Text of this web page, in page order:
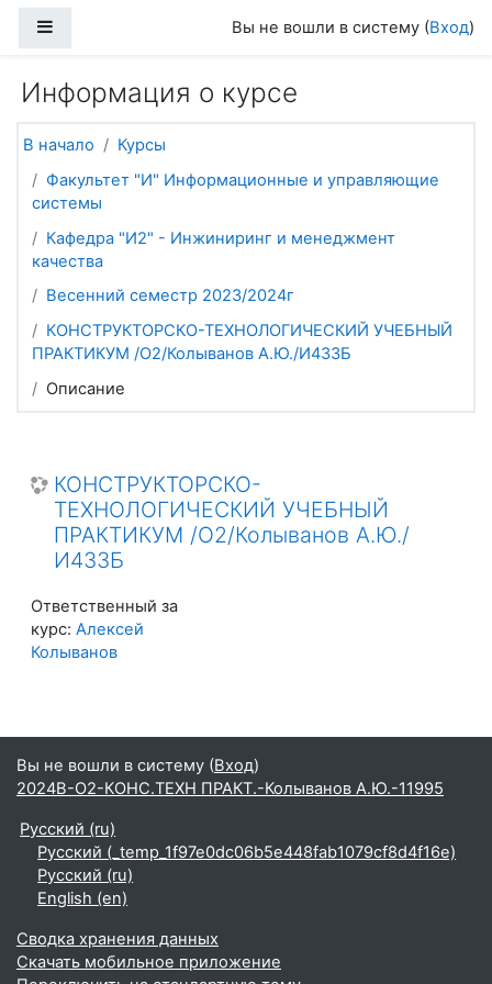
Вы не вошли в систему (Вход)
Информация о курсе
В начало
Курсы
Факультет "И" Информационные и управляющие
системы
Кафедра "И2" - Инжиниринг и менеджмент
качества
Весенний семестр 2023/2024г
КОНСТРУКТОРСКО-ТЕХНОЛОГИЧЕСКИЙ УЧЕБНЫЙ
ПРАКТИКУМ /О2/Колыванов А.Ю./И433Б
Описание
КОНСТРУКТОРСКО-
ТЕХНОЛОГИЧЕСКИЙ УЧЕБНЫЙ
ПРАКТИКУМ /О2/Колыванов А.Ю./
И433Б
Ответственный за
курс: Алексей
Колыванов
Вы не вошли в систему (Вход)
2024В-О2-КОНС.ТЕХН ПРАКТ.-Колыванов А.Ю.-11995
Русский ‎(ru)‎
Русский ‎(_temp_1f97e0dc06b5e448fab1079cf8d4f16e)‎
Русский ‎(ru)‎
English ‎(en)‎
Сводка хранения данных
Скачать мобильное приложение